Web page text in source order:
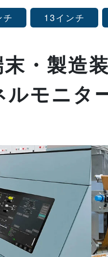
13インチ
・製造
モニタ